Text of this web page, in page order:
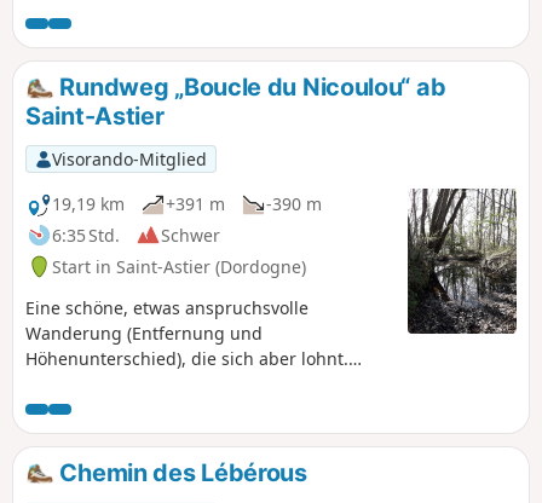
wandert zwischen Weilern, Bauernhöfen und Wiesen
hindurch. Die Strecke ist mit dem Mountainbike befahrbar.
Rundweg „Boucle du Nicoulou“ ab
Saint-Astier
Visorando-Mitglied
19,19 km
+391 m
-390 m
6:35 Std.
Schwer
Start in Saint-Astier (Dordogne)
Eine schöne, etwas anspruchsvolle
Wanderung (Entfernung und
Höhenunterschied), die sich aber lohnt.
Ausblicke, schöne alte und moderne Häuser
mit Aufstiegen, Abstiegen und ebenen
Abschnitten!
Chemin des Lébérous